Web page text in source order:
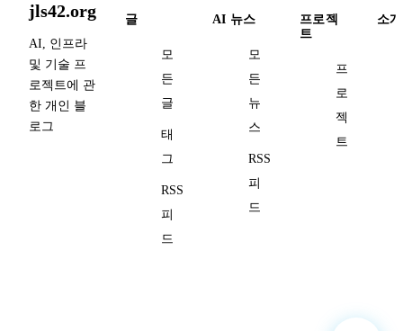
jls42.org
AI, 인프라
및 기술 프
로젝트에 관
한 개인 블
로그
글
모
든
글
태
그
RSS
피
드
AI 뉴스
모
든
뉴
스
RSS
피
드
프로젝
트
프
로
젝
트
소개